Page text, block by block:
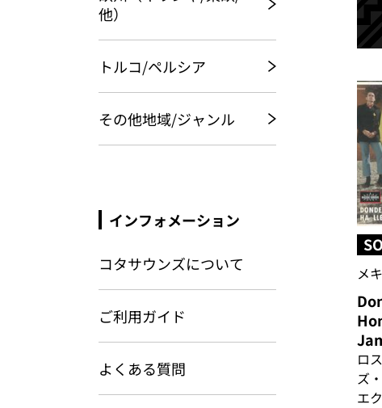
他）
トルコ/ペルシア
その他地域/ジャンル
インフォメーション
コタサウンズについて
ご利用ガイド
よくある質問
メ
ロ
ズ
エ